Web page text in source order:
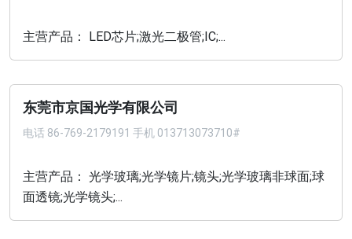
主营产品： LED芯片;激光二极管;IC;...
东莞市京国光学有限公司
电话 86-769-2179191 手机 013713073710#
主营产品： 光学玻璃;光学镜片;镜头;光学玻璃非球面;球
面透镜;光学镜头;...